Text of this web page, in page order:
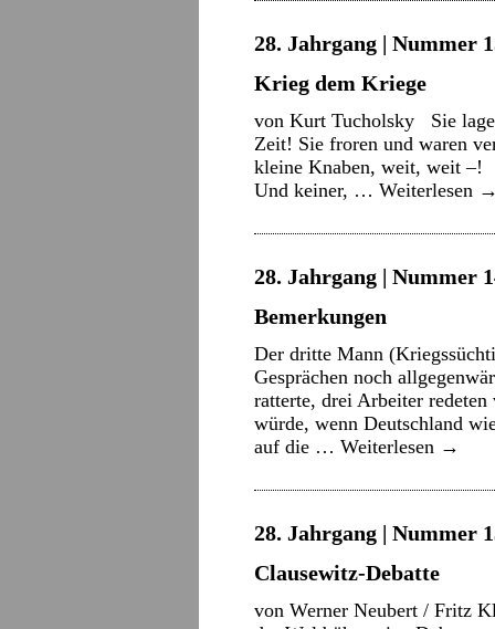
28. Jahrgang | Nummer
Krieg dem Kriege
von Kurt Tucholsky Sie
Zeit! Sie froren und waren
kleine Knaben, weit, weit –!
Und keiner, … Weiterlesen
28. Jahrgang | Nummer
Bemerkungen
Der dritte Mann
Gesprächen noch
ratterte, drei Arbeiter
würde, wenn Deutschland
auf die … Weiterlesen →
28. Jahrgang | Nummer
Clausewitz-Debatte
von Werner Neubert / Fritz